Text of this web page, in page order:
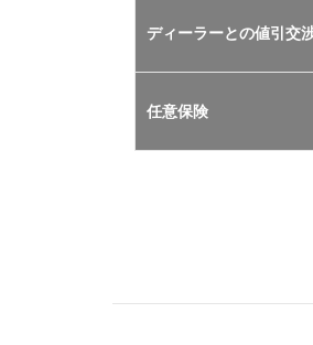
マイ
カー
ス
2.3
ディーラーとの値引交
任意保険